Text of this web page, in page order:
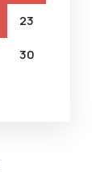
23
30